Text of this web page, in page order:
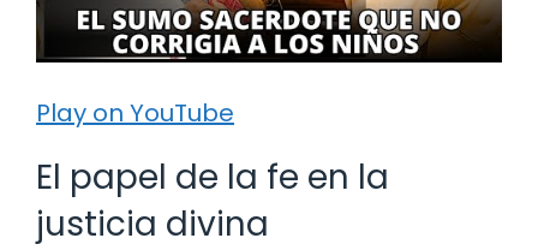
Play on YouTube
El papel de la fe en la
justicia divina